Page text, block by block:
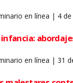
en línea | 4
infancia:
en línea | 31